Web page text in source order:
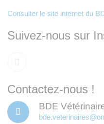
Consulter le site internet du
Suivez-nous sur
Contactez-nous !
BDE